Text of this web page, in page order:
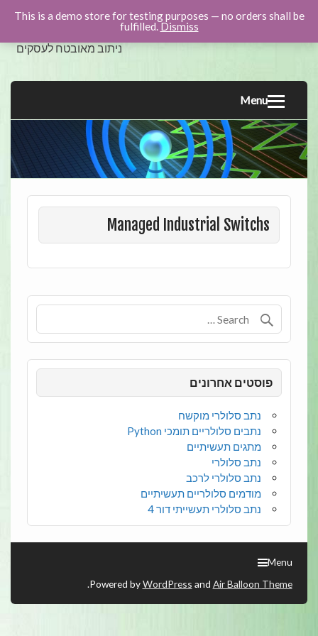
ניתוב מאובטח לעסקים
Menu
Managed Industrial Switchs
פוסטים אחרונים
נתב סלולרי מוקשח
נתבים סלולריים תומכי Python
מתגים תעשיתיים
נתב סלולרי
נתב סלולרי לרכב
מודמים סלולריים תעשיתיים
נתב סלולרי תעשייתי דור 4
Menu
Powered byWordPress and Air Balloon Theme
.
This is a demo store for testing purposes — no orders shall be
fulfilled.Dismiss